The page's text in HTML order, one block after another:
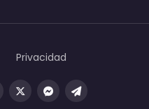
Privacidad